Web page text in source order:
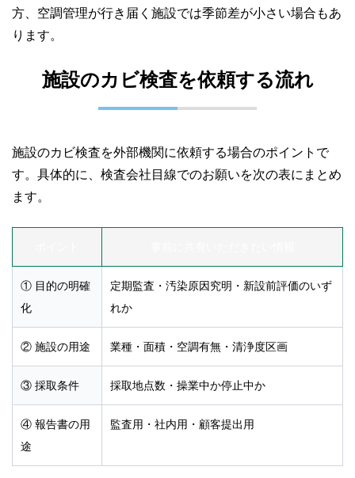
方、空調管理が行き届く施設では季節差が小さい場合もあ
ります。
施設のカビ検査を依頼する流れ
施設のカビ検査を外部機関に依頼する場合のポイントで
す。具体的に、検査会社目線でのお願いを次の表にまとめ
ます。
① 目的の明確
化
定期監査・汚染原因究明・新設前評価のいず
れか
② 施設の用途 業種・面積・空調有無・清浄度区画
③ 採取条件 採取地点数・操業中か停止中か
④ 報告書の用
途
監査用・社内用・顧客提出用